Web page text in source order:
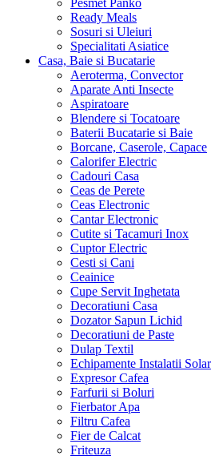
Nuci si Seminte
Pesmet Panko
Ready Meals
Sosuri si Uleiuri
Specialitati Asiatice
Casa, Baie si Bucatarie
Aeroterma, Convector
Aparate Anti Insecte
Aspiratoare
Blendere si Tocatoare
Baterii Bucatarie si Baie
Borcane, Caserole, Capace
Calorifer Electric
Cadouri Casa
Ceas de Perete
Ceas Electronic
Cantar Electronic
Cutite si Tacamuri Inox
Cuptor Electric
Cesti si Cani
Ceainice
Cupe Servit Inghetata
Decoratiuni Casa
Dozator Sapun Lichid
Decoratiuni de Paste
Dulap Textil
Echipamente Instalatii Solare
Expresor Cafea
Farfurii si Boluri
Fierbator Apa
Filtru Cafea
Fier de Calcat